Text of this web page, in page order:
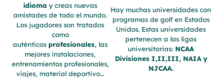
idioma y creas nuevas
amistades de todo el mundo.
Los jugadores son tratados
como
auténticos profesionales, las
mejores instalaciones,
entrenamientos profesionales,
viajes, material deportivo…
Hay muchas universidades con
programas de golf en Estados
Unidos. Estas universidades
pertenecen a las ligas
universitarias: NCAA
Divisiones I,II,III, NAIA y
NJCAA.